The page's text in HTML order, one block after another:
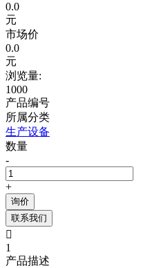
0.0
元
市场价
0.0
元
浏览量:
1000
产品编号
所属分类
生产设备
数量
-
+
询价
联系我们

1
产品描述